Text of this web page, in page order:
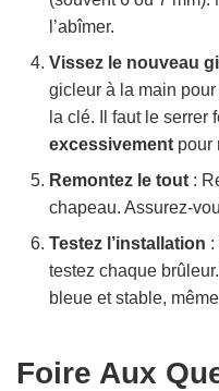
l’abîmer.
Vissez le nouveau
gicleur à la main
la clé. Il faut le serrer
excessivement pour
Remontez le tout :
chapeau. Assurez-
Testez l’installation :
testez chaque
bleue et stable,
Foire Aux